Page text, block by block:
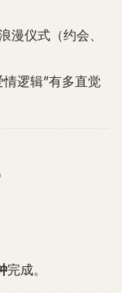
漫仪式（约会、
逻辑”有多直觉
完成。